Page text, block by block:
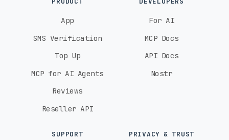
App
SMS Verification
Top Up
MCP for AI Agents
Reviews
Reseller API
For AI
MCP Docs
API Docs
Nostr
SUPPORT PRIVACY & TRUST